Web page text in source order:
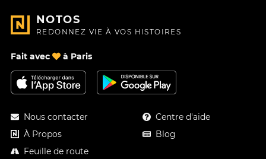
NOTOS
REDONNEZ VIE À VOS HISTOIRES
Fait avec à Paris
Nous contacter
À Propos
Feuille de route
Centre d'aide
Blog